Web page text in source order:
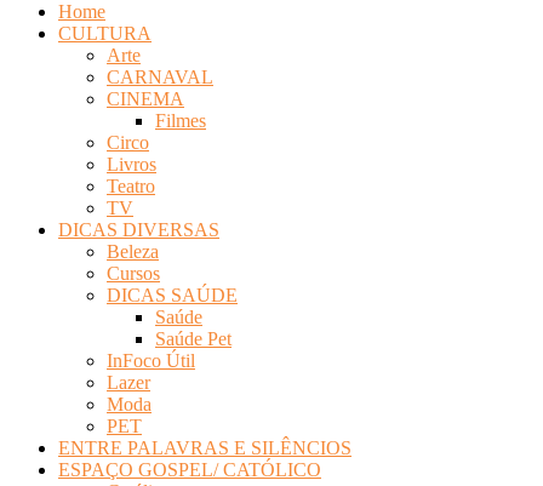
Home
CULTURA
Arte
CARNAVAL
CINEMA
Filmes
Circo
Livros
Teatro
TV
DICAS DIVERSAS
Beleza
Cursos
DICAS SAÚDE
Saúde
Saúde Pet
InFoco Útil
Lazer
Moda
PET
ENTRE PALAVRAS E SILÊNCIOS
ESPAÇO GOSPEL/ CATÓLICO